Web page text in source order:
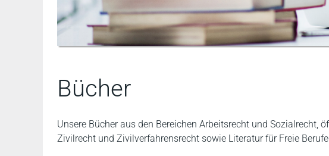
Bücher
Unsere Bücher aus den Bereichen Arbeitsrecht und Sozialrecht,
Zivilrecht und Zivilverfahrensrecht sowie Literatur für Freie